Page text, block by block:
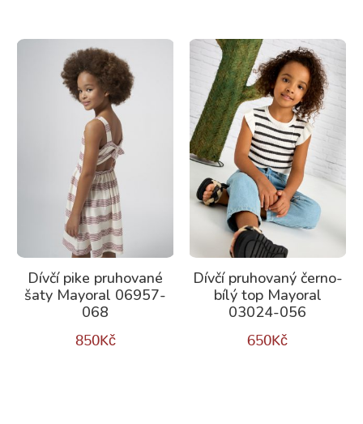
Dívčí pike pruhované
šaty Mayoral 06957-
068
850Kč
Dívčí pruhovaný černo-
bílý top Mayoral
03024-056
650Kč